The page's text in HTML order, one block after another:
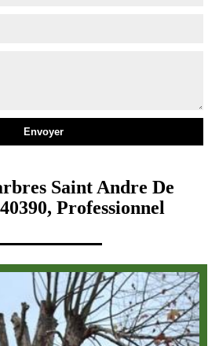
Saint Andre De
Professionnel